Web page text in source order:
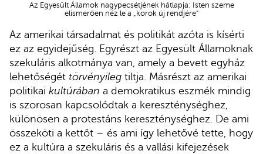
Az Egyesült Államok nagypecsétjének hátlapja: Isten szeme
elismerően néz le a „korok új rendjére”
Az amerikai társadalmat és politikát azóta is kísérti
ez az egyidejűség. Egyrészt az Egyesült Államoknak
szekuláris alkotmánya van, amely a bevett egyház
lehetőségét törvényileg tiltja. Másrészt az amerikai
politikai kultúrában a demokratikus eszmék mindig
is szorosan kapcsolódtak a kereszténységhez,
különösen a protestáns kereszténységhez. De ami
összeköti a kettőt – és ami így lehetővé tette, hogy
ez a kultúra a szekuláris és a vallási kifejezések